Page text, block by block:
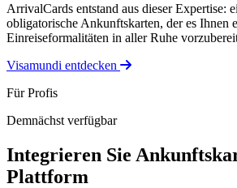
ArrivalCards entstand aus dieser Expertise:
obligatorische Ankunftskarten, der es Ihnen
Einreiseformalitäten in aller Ruhe
Visamundi entdecken
Für Profis
Demnächst verfügbar
Integrieren Sie
Plattform